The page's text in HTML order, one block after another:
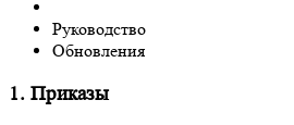
Руководство
Обновления
1. Приказы